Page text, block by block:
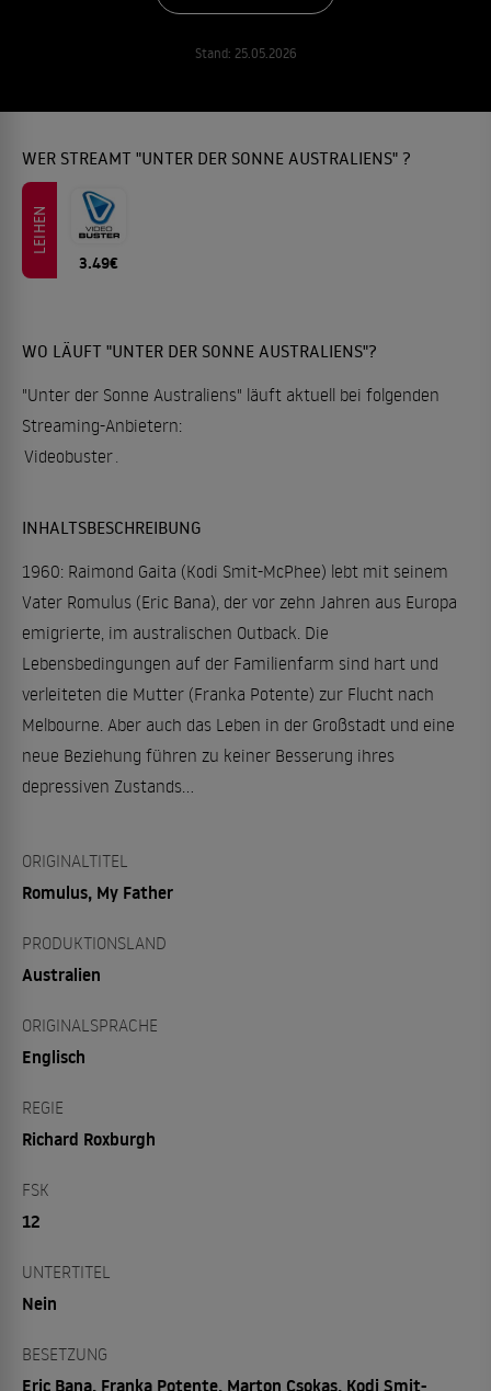
Stand: 25.05.2026
WER STREAMT "UNTER DER SONNE AUSTRALIENS" ?
LEIHEN
3.49€
WO LÄUFT "UNTER DER SONNE AUSTRALIENS"?
"Unter der Sonne Australiens" läuft aktuell bei folgenden
Streaming-Anbietern:
Videobuster.
INHALTSBESCHREIBUNG
1960: Raimond Gaita (Kodi Smit-McPhee) lebt mit seinem
Vater Romulus (Eric Bana), der vor zehn Jahren aus Europa
emigrierte, im australischen Outback. Die
Lebensbedingungen auf der Familienfarm sind hart und
verleiteten die Mutter (Franka Potente) zur Flucht nach
Melbourne. Aber auch das Leben in der Großstadt und eine
neue Beziehung führen zu keiner Besserung ihres
depressiven Zustands…
ORIGINALTITEL
Romulus, My Father
PRODUKTIONSLAND
Australien
ORIGINALSPRACHE
Englisch
REGIE
Richard Roxburgh
FSK
12
UNTERTITEL
Nein
BESETZUNG
Eric Bana, Franka Potente, Marton Csokas, Kodi Smit-